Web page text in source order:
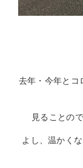
去年・今年とコ
見ることの
よし、温かく